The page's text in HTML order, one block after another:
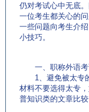
仍对考试心中无底
一位考生都关心的
一些问题向考生介
小技巧。
一、职称外语考
1、避免被太专的
材料不要选得太专
普知识类的文章比较